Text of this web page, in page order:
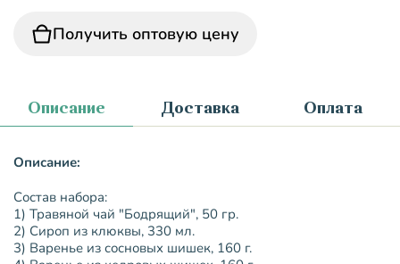
Получить оптовую цену
Описание Доставка Оплата
Описание:
Состав набора:
1) Травяной чай "Бодрящий", 50 гр.
2) Сироп из клюквы, 330 мл.
3) Варенье из сосновых шишек, 160 г.